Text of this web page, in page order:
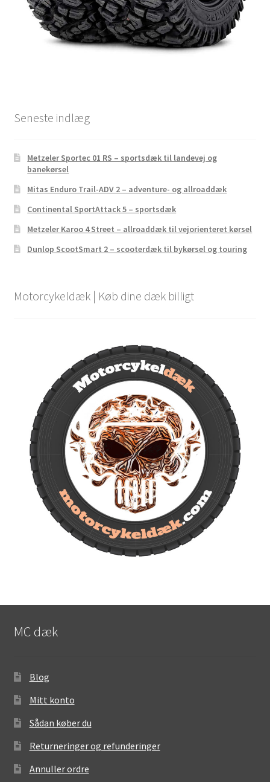
Seneste indlæg
Metzeler Sportec 01 RS – sportsdæk til landevej og
banekørsel
Mitas Enduro Trail-ADV 2 – adventure- og allroaddæk
Continental SportAttack 5 – sportsdæk
Metzeler Karoo 4 Street – allroaddæk til vejorienteret kørsel
Dunlop ScootSmart 2 – scooterdæk til bykørsel og touring
Motorcykeldæk | Køb dine dæk billigt
MC dæk
Blog
Mitt konto
Sådan køber du
Returneringer og refunderinger
Annuller ordre